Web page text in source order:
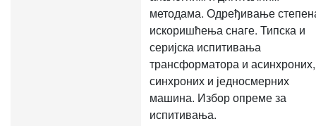
методама. Одређивање
искоришћења снаге. Типска и
серијска испитивања
трансформатора и асинхроних,
синхроних и једносмерних
машина. Избор опреме за
испитивања.